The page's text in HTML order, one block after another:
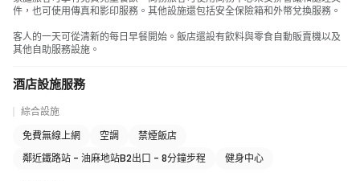
件，也可使用傳真和影印服務。其他設施還包括安全保險箱和外幣兌換服務。
客人的一天可從清新的每日早餐開始。飯店還設有飲料與零食自動販賣機以及
其他自助服務設施。
酒店設施服務
綜合設施
免費無線上網
空調
禁煙飯店
鄰近鐵路站 - 油麻地站B2出口 - 8分鐘步程
健身中心